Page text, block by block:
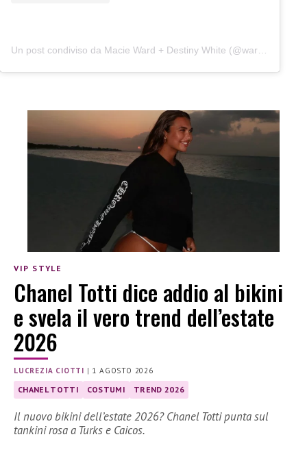
VIP STYLE
Chanel Totti dice addio al bikini
e svela il vero trend dell’estate
2026
LUCREZIA CIOTTI | 1 AGOSTO 2026
CHANEL TOTTI COSTUMI TREND 2026
Il nuovo bikini dell’estate 2026? Chanel Totti punta sul
tankini rosa a Turks e Caicos.